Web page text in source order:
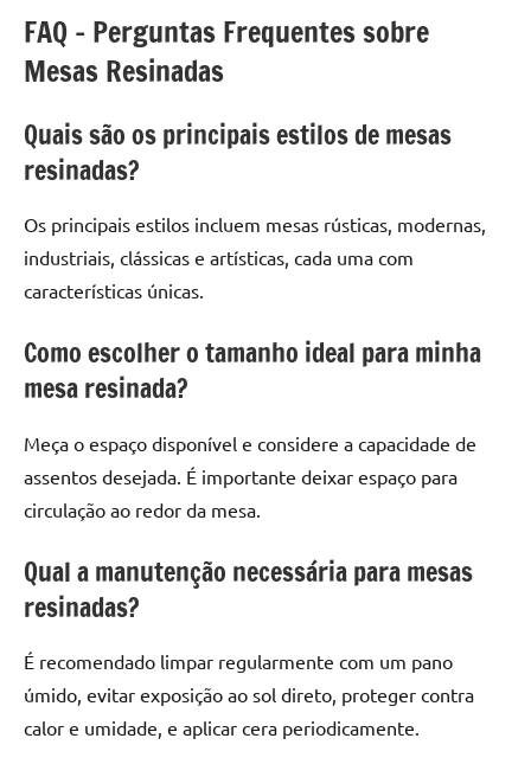
FAQ – Perguntas Frequentes sobre
Mesas Resinadas
Quais são os principais estilos de mesas
resinadas?
Os principais estilos incluem mesas rústicas, modernas,
industriais, clássicas e artísticas, cada uma com
características únicas.
Como escolher o tamanho ideal para minha
mesa resinada?
Meça o espaço disponível e considere a capacidade de
assentos desejada. É importante deixar espaço para
circulação ao redor da mesa.
Qual a manutenção necessária para mesas
resinadas?
É recomendado limpar regularmente com um pano
úmido, evitar exposição ao sol direto, proteger contra
calor e umidade, e aplicar cera periodicamente.